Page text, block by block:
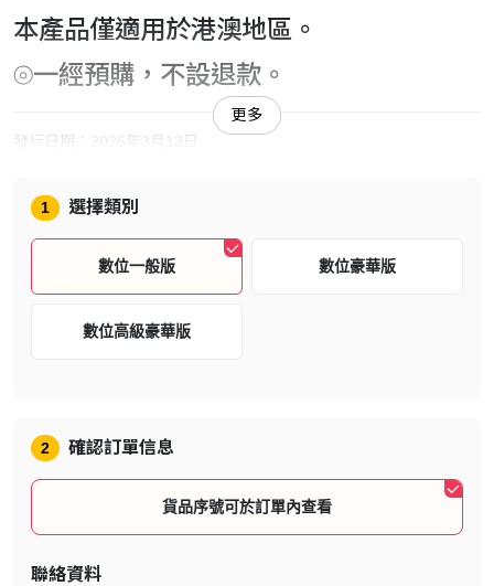
本產品僅適用於港澳地區。
⦾一經預購，不設退款。
發行日期：2026年3月13日
語言：繁體中文、簡體中文、英文 、日文
遊戲人數：1人
存檔聯動特典
更多
1 選擇類別
數位一般版 數位豪華版
數位高級豪華版
2 確認訂單信息
貨品序號可於訂單內查看
聯絡資料